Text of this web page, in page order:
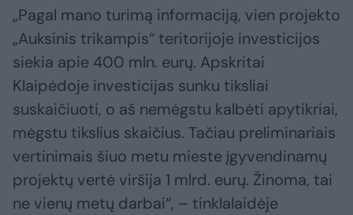
„Pagal mano turimą informaciją, vien projekto
„Auksinis trikampis“ teritorijoje investicijos
siekia apie 400 mln. eurų. Apskritai
Klaipėdoje investicijas sunku tiksliai
suskaičiuoti, o aš nemėgstu kalbėti apytikriai,
mėgstu tikslius skaičius. Tačiau preliminariais
vertinimais šiuo metu mieste įgyvendinamų
projektų vertė viršija 1 mlrd. eurų. Žinoma, tai
ne vienų metų darbai“, – tinklalaidėje